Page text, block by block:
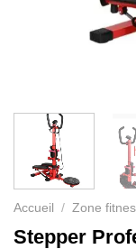
Accueil / Zone
Stepper